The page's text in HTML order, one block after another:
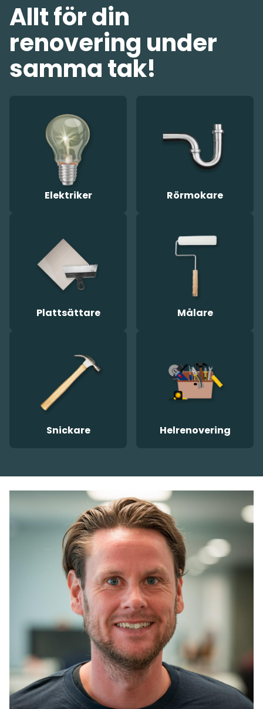
Allt för din
renovering under
samma tak!
Elektriker Rörmokare
Plattsättare Målare
Snickare Helrenovering